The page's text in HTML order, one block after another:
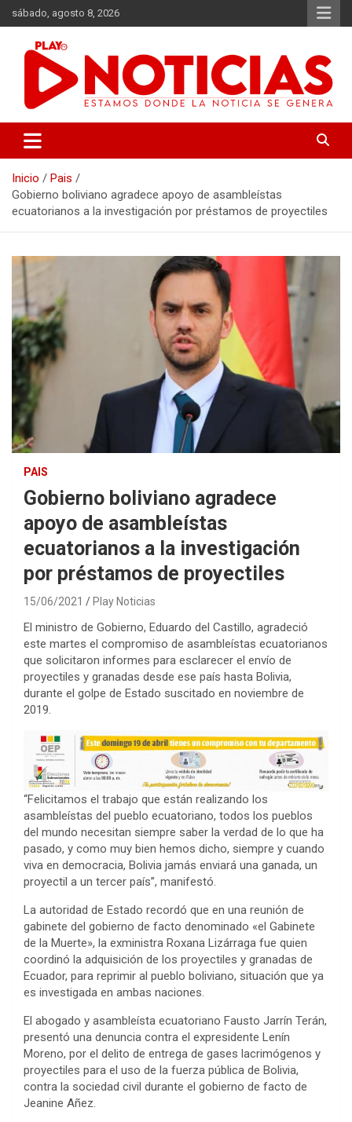
Saltar
al
contenido
sábado, agosto 8, 2026
Play Noticias
Inicio
Pais
Gobierno boliviano agradece apoyo de asambleístas
ecuatorianos a la investigación por préstamos de proyectiles
PAIS
Gobierno boliviano agradece
apoyo de asambleístas
ecuatorianos a la investigación
por préstamos de proyectiles
15/06/2021 Play Noticias
El ministro de Gobierno, Eduardo del Castillo, agradeció
este martes el compromiso de asambleístas ecuatorianos
que solicitaron informes para esclarecer el envío de
proyectiles y granadas desde ese país hasta Bolivia,
durante el golpe de Estado suscitado en noviembre de
2019.
“Felicitamos el trabajo que están realizando los
asambleístas del pueblo ecuatoriano, todos los pueblos
del mundo necesitan siempre saber la verdad de lo que ha
pasado, y como muy bien hemos dicho, siempre y cuando
viva en democracia, Bolivia jamás enviará una ganada, un
proyectil a un tercer país”, manifestó.
La autoridad de Estado recordó que en una reunión de
gabinete del gobierno de facto denominado «el Gabinete
de la Muerte», la exministra Roxana Lizárraga fue quien
coordinó la adquisición de los proyectiles y granadas de
Ecuador, para reprimir al pueblo boliviano, situación que ya
es investigada en ambas naciones.
El abogado y asambleísta ecuatoriano Fausto Jarrín Terán,
presentó una denuncia contra el expresidente Lenín
Moreno, por el delito de entrega de gases lacrimógenos y
proyectiles para el uso de la fuerza pública de Bolivia,
contra la sociedad civil durante el gobierno de facto de
Jeanine Añez.